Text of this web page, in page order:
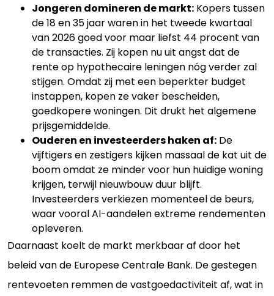
Jongeren domineren de markt: Kopers tussen
de 18 en 35 jaar waren in het tweede kwartaal
van 2026 goed voor maar liefst 44 procent van
de transacties. Zij kopen nu uit angst dat de
rente op hypothecaire leningen nóg verder zal
stijgen. Omdat zij met een beperkter budget
instappen, kopen ze vaker bescheiden,
goedkopere woningen. Dit drukt het algemene
prijsgemiddelde.
Ouderen en investeerders haken af: De
vijftigers en zestigers kijken massaal de kat uit de
boom omdat ze minder voor hun huidige woning
krijgen, terwijl nieuwbouw duur blijft.
Investeerders verkiezen momenteel de beurs,
waar vooral AI-aandelen extreme rendementen
opleveren.
Daarnaast koelt de markt merkbaar af door het
beleid van de Europese Centrale Bank. De gestegen
rentevoeten remmen de vastgoedactiviteit af, wat in